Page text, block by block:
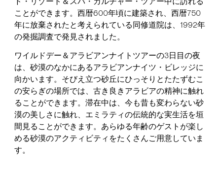
ことができます。西暦600年頃に建築され、西暦750
年に放棄されたと考えられている同修道院は、1992年
の発掘調査で発見されました。
ワイルドデー＆アラビアンナイトツアーの3日目の夜
は、砂漠のなかにあるアラビアンナイツ・ビレッジに
向かいます。そびえ立つ砂丘にひっそりとたたずむこ
の安らぎの場所では、古き良きアラビアの精神に触れ
ることができます。滞在中は、今も昔も変わらない砂
漠の美しさに触れ、エミラティの伝統的な実生活を垣
間見ることができます。あらゆる年齢のゲストが楽し
める砂漠のアクティビティをたくさんご用意していま
す。